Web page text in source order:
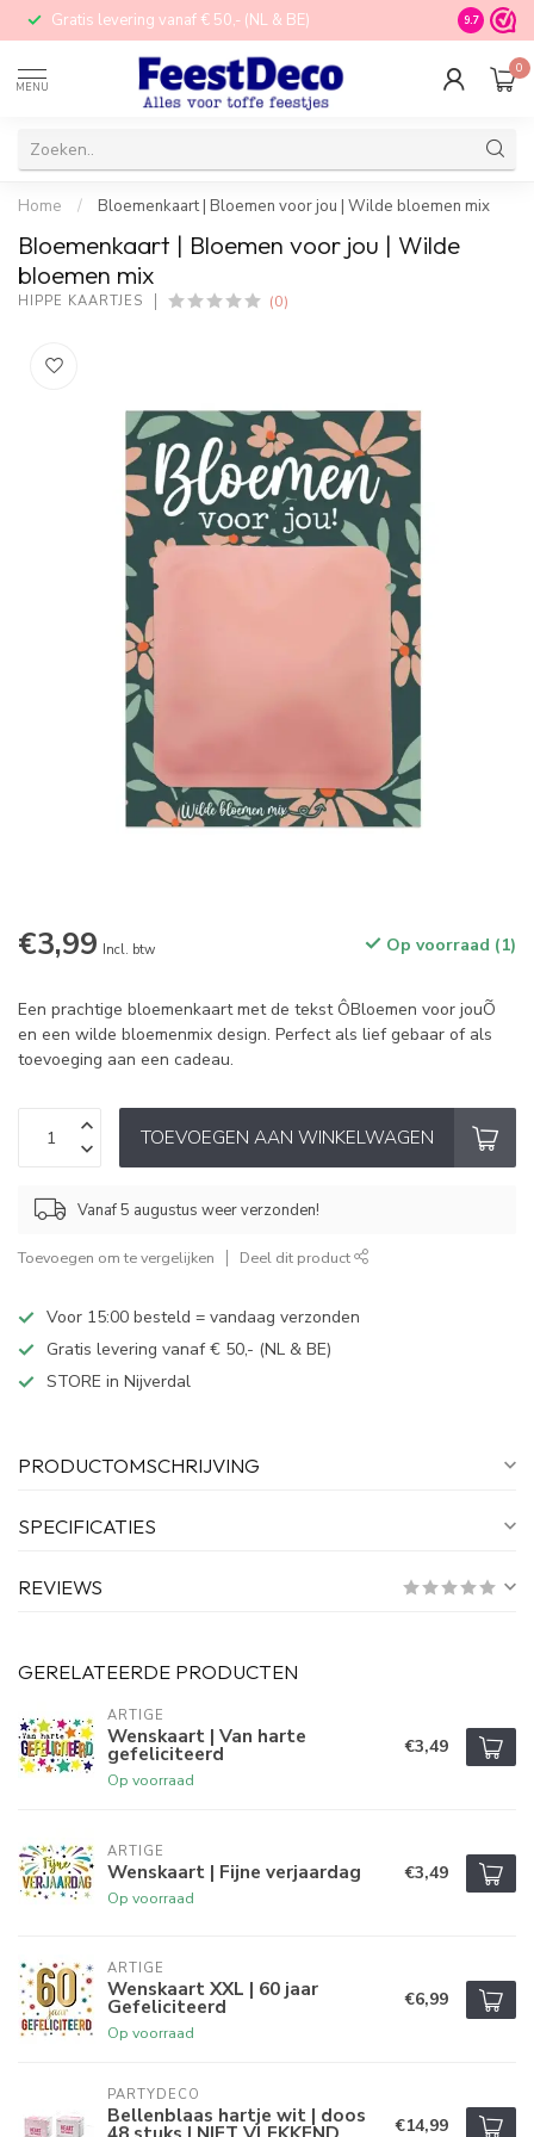
Gratis levering vanaf € 50,- (NL & BE) STORE in
9.7
MENU
0
Home / Bloemenkaart | Bloemen voor jou | Wilde bloemen mix
Bloemenkaart | Bloemen voor jou | Wilde
bloemen mix
HIPPE KAARTJES (0)
€3,99 Incl. btw Op voorraad (1)
Een prachtige bloemenkaart met de tekst ÔBloemen voor jouÕ
en een wilde bloemenmix design. Perfect als lief gebaar of als
toevoeging aan een cadeau.
TOEVOEGEN AAN WINKELWAGEN
Vanaf 5 augustus weer verzonden!
Toevoegen om te vergelijken Deel dit product
Voor 15:00 besteld = vandaag verzonden
Gratis levering vanaf € 50,- (NL & BE)
STORE in Nijverdal
PRODUCTOMSCHRIJVING
SPECIFICATIES
REVIEWS
GERELATEERDE PRODUCTEN
ARTIGE
Wenskaart | Van harte
gefeliciteerd
Op voorraad
€3,49
ARTIGE
Wenskaart | Fijne verjaardag
Op voorraad
€3,49
ARTIGE
Wenskaart XXL | 60 jaar
Gefeliciteerd
Op voorraad
€6,99
PARTYDECO
Bellenblaas hartje wit | doos €14,99